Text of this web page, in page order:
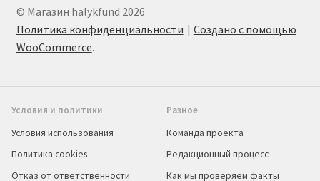
© Магазин halykfund 2026
Политика конфиденциальности
Создано с помощью
WooCommerce.
Условия и политики
Условия использования
Политика cookies
Отказ от ответственности
Разное
Команда проекта
Редакционный процесс
Как мы проверяем факты